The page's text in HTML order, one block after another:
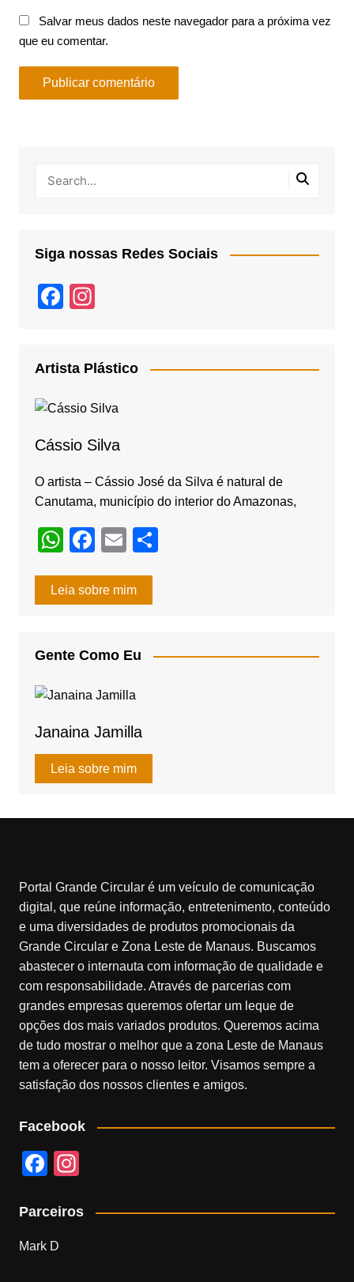
Salvar meus dados neste navegador para a próxima vez
que eu comentar.
Siga nossas Redes Sociais
F
e
b
o
k
gr
a
Artista Plástico
Cássio Silva
O artista – Cássio José da Silva é natural de
Canutama, município do interior do Amazonas,
W
at
p
p
F
c
o
o
E
ail
Leia sobre mim
Gente Como Eu
Janaina Jamilla
Leia sobre mim
Portal Grande Circular é um veículo de comunicação
digital, que reúne informação, entretenimento, conteúdo
e uma diversidades de produtos promocionais da
Grande Circular e Zona Leste de Manaus. Buscamos
abastecer o internauta com informação de qualidade e
com responsabilidade. Através de parcerias com
grandes empresas queremos ofertar um leque de
opções dos mais variados produtos. Queremos acima
de tudo mostrar o melhor que a zona Leste de Manaus
tem a oferecer para o nosso leitor. Visamos sempre a
satisfação dos nossos clientes e amigos.
Facebook
F
c
e
a
Parceiros
Mark D